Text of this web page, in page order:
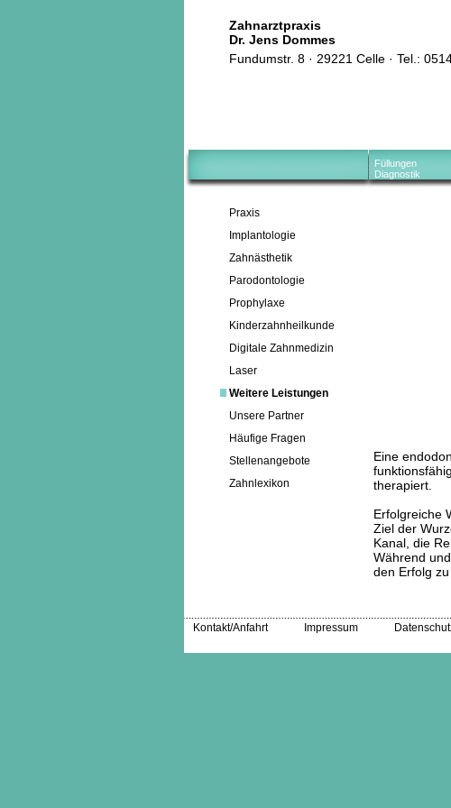
Zahnarztpraxis
Dr. Jens Dommes
Fundumstr. 8 · 29221 Celle · Tel.:
Füllungen
Diagnostik
Praxis
Implantologie
Zahnästhetik
Parodontologie
Prophylaxe
Kinderzahnheilkunde
Digitale Zahnmedizin
Laser
Weitere Leistungen
Unsere Partner
Häufige Fragen
Stellenangebote
Zahnlexikon
Eine
therapiert.
Erfolgreiche
Ziel der
Kanal, die
Während
den Erfolg
Kontakt/Anfahrt Impressum